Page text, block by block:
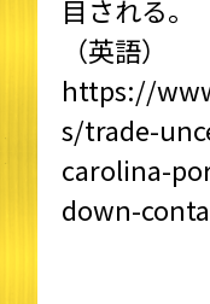
目される。
（英語）
https://
s/trade-
carolina-
down-